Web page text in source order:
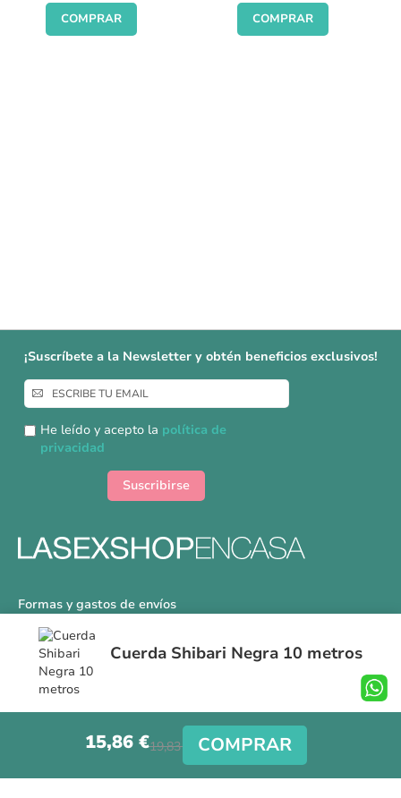
Cuerda Shibari Negra 10 metros
15,86 €19,83 € COMPRAR
COMPRAR COMPRAR
¡Suscríbete a la Newsletter y obtén beneficios exclusivos!
Inscríbase
a
nuestro
boletín
He leído y acepto la política de
privacidad
Suscribirse
Formas y gastos de envíos
Devoluciones
Información Tallas
Protección a Compradores
Nuestra Tienda
Aviso Legal
Síguenos en nuestras redes sociales